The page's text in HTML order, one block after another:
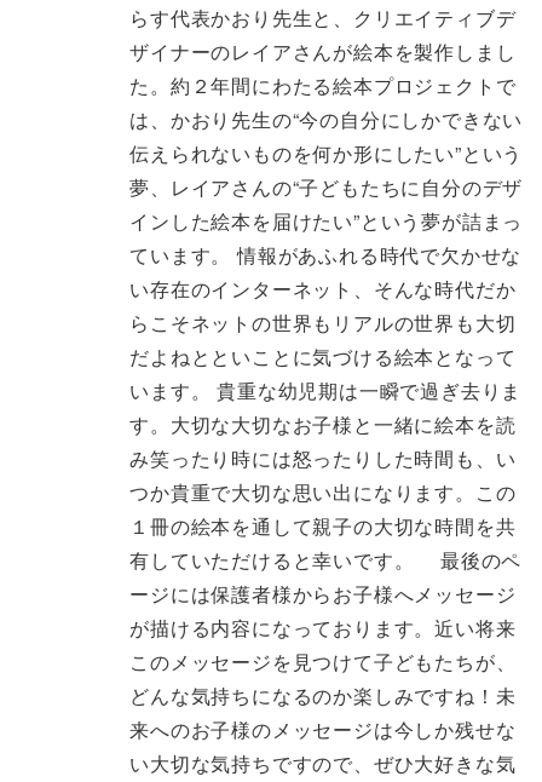
らす代表かおり先生と、クリエイティブデ
ザイナーのレイアさんが絵本を製作しまし
た。約２年間にわたる絵本プロジェクトで
は、かおり先生の“今の自分にしかできない
伝えられないものを何か形にしたい”という
夢、レイアさんの“子どもたちに自分のデザ
インした絵本を届けたい”という夢が詰まっ
ています。 情報があふれる時代で欠かせな
い存在のインターネット、そんな時代だか
らこそネットの世界もリアルの世界も大切
だよねとといことに気づける絵本となって
います。 貴重な幼児期は一瞬で過ぎ去りま
す。大切な大切なお子様と一緒に絵本を読
み笑ったり時には怒ったりした時間も、い
つか貴重で大切な思い出になります。この
１冊の絵本を通して親子の大切な時間を共
有していただけると幸いです。 最後のペ
ージには保護者様からお子様へメッセージ
が描ける内容になっております。近い将来
このメッセージを見つけて子どもたちが、
どんな気持ちになるのか楽しみですね！未
来へのお子様のメッセージは今しか残せな
い大切な気持ちですので、ぜひ大好きな気